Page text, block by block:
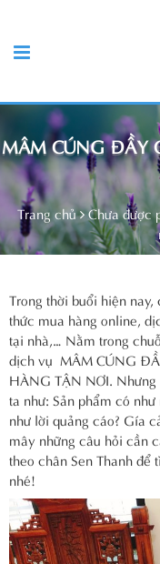
MÂM CÚNG ĐẦY
Trang chủ Chưa được
Trong thời buổi hiện
thức mua hàng online,
tại nhà,… Nằm trong
dịch vụ MÂM CÚNG
HÀNG TẬN NƠI.
ta như: Sản phẩm có
như lời quảng cáo? Gía
mây những câu hỏi cần
theo chân Sen Thanh
nhé!